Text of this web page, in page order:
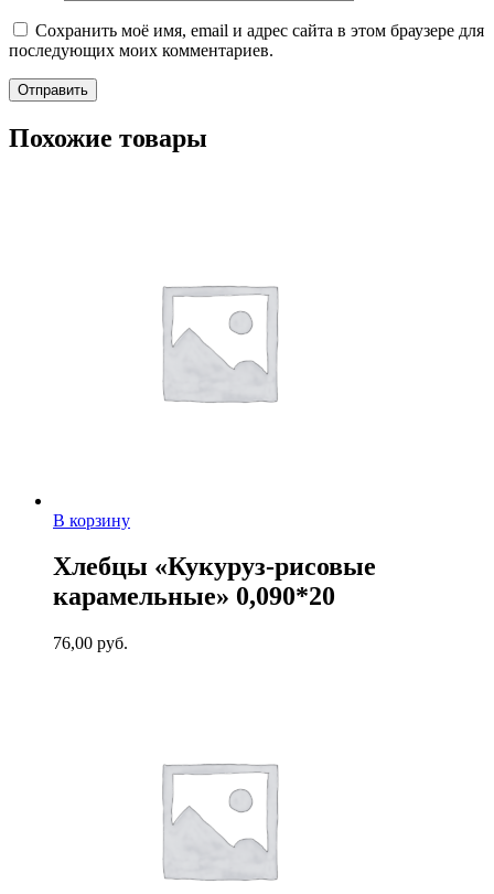
Сохранить моё имя, email и адрес сайта в этом браузере для
последующих моих комментариев.
Похожие товары
В корзину
Хлебцы «Кукуруз-рисовые
карамельные» 0,090*20
76,00 руб.